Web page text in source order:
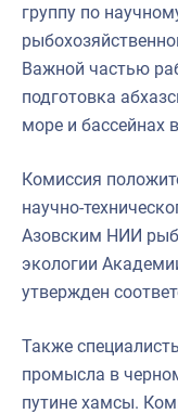
группу по
Важной частью
подготовка
море и бассейнах
Комиссия
научно-
Азовским НИИ
экологии
утвержден
Также
промысла в
путине хамсы.